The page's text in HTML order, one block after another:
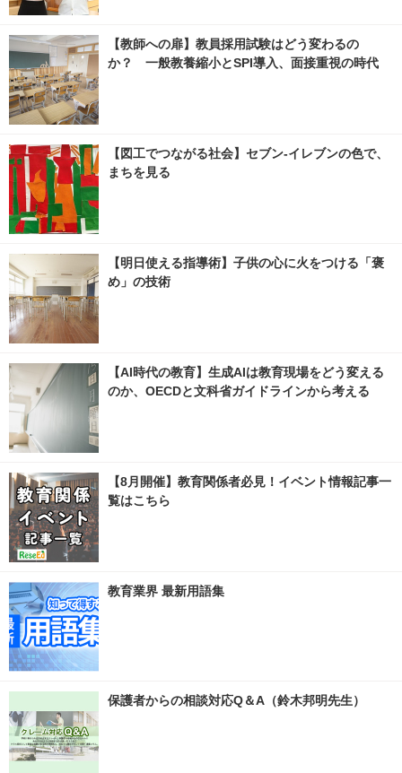
【教師への扉】教員採用試験はどう変わるの
か？ 一般教養縮小とSPI導入、面接重視の時代
【図工でつながる社会】セブン‐イレブンの色で、
まちを見る
【明日使える指導術】子供の心に火をつける「褒
め」の技術
【AI時代の教育】生成AIは教育現場をどう変える
のか、OECDと文科省ガイドラインから考える
【8月開催】教育関係者必見！イベント情報記事一
覧はこちら
教育業界 最新用語集
保護者からの相談対応Q＆A（鈴木邦明先生）